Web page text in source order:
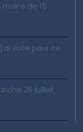
de 15
voté pour ce
26 juillet